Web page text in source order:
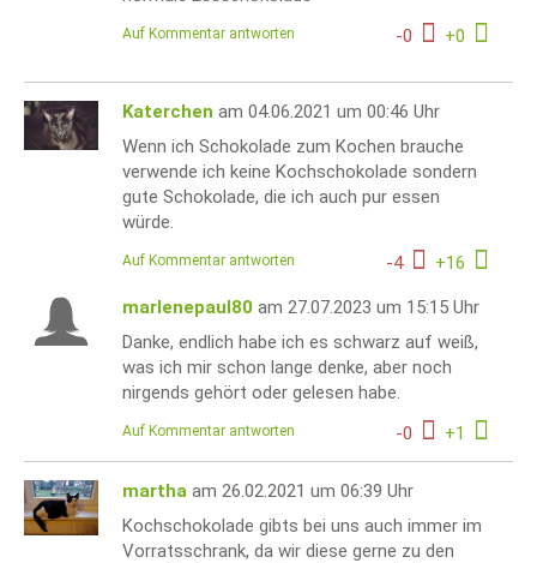
-0 +0
Auf Kommentar antworten
Katerchen am 04.06.2021 um 00:46 Uhr
Wenn ich Schokolade zum Kochen brauche
verwende ich keine Kochschokolade sondern
gute Schokolade, die ich auch pur essen
würde.
-4 +16
Auf Kommentar antworten
marlenepaul80 am 27.07.2023 um 15:15 Uhr
Danke, endlich habe ich es schwarz auf weiß,
was ich mir schon lange denke, aber noch
nirgends gehört oder gelesen habe.
-0 +1
Auf Kommentar antworten
martha am 26.02.2021 um 06:39 Uhr
Kochschokolade gibts bei uns auch immer im
Vorratsschrank, da wir diese gerne zu den